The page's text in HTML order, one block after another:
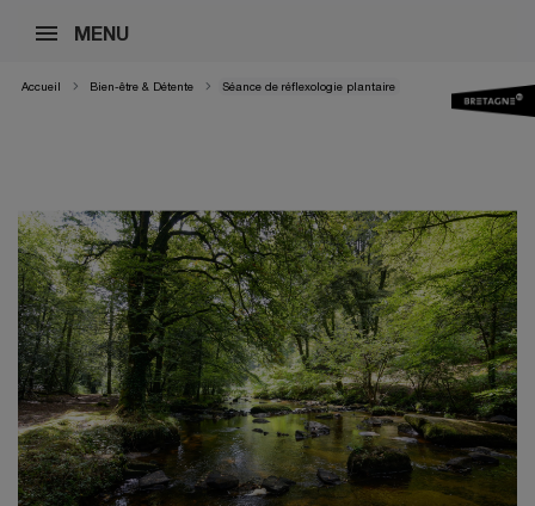
MENU
Accueil Bien-être & Détente Séance de réflexologie plantaire